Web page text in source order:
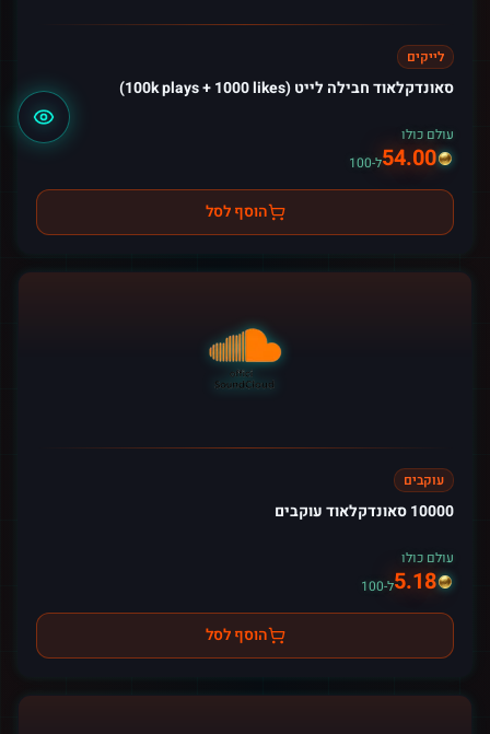
לייקים
סאונדקלאוד חבילה לייט (100k plays + 1000 likes)
עולם כולו
54.00ל-100
הוסף לסל
עוקבים
10000 סאונדקלאוד עוקבים
עולם כולו
5.18ל-100
הוסף לסל